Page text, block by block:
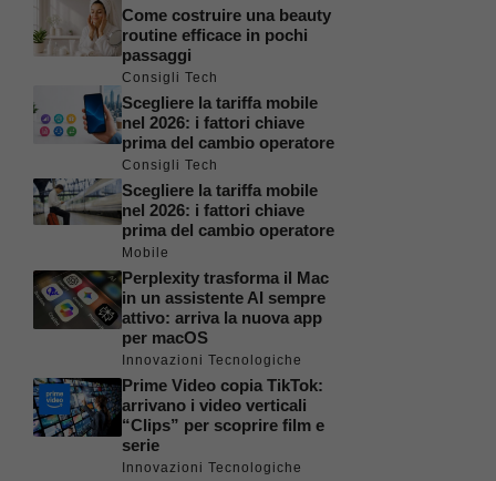
Come costruire una beauty
routine efficace in pochi
passaggi
Consigli Tech
Scegliere la tariffa mobile
nel 2026: i fattori chiave
prima del cambio operatore
Consigli Tech
Scegliere la tariffa mobile
nel 2026: i fattori chiave
prima del cambio operatore
Mobile
Perplexity trasforma il Mac
in un assistente AI sempre
attivo: arriva la nuova app
per macOS
Innovazioni Tecnologiche
Prime Video copia TikTok:
arrivano i video verticali
“Clips” per scoprire film e
serie
Innovazioni Tecnologiche